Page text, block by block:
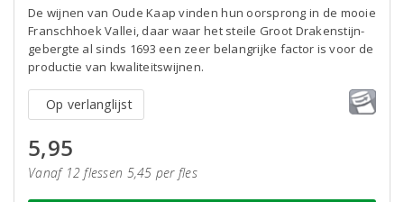
De wijnen van Oude Kaap vinden hun oorsprong in de mooie
Franschhoek Vallei, daar waar het steile Groot Drakenstijn-
gebergte al sinds 1693 een zeer belangrijke factor is voor de
productie van kwaliteitswijnen.
Op verlanglijst
5,95
Vanaf 12 flessen 5,45 per fles